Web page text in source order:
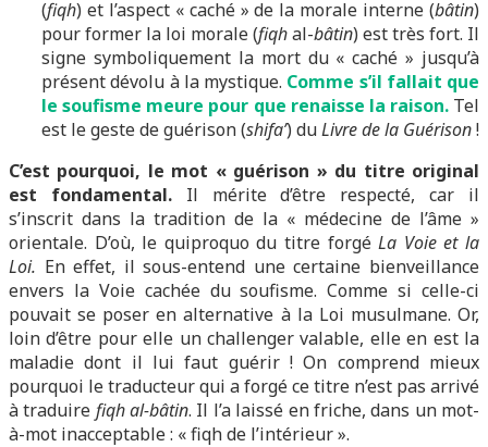
(fiqh) et l’aspect « caché » de la morale interne (bâtin)
pour former la loi morale (fiqhal-bâtin) est très fort. Il
signe symboliquement la mort du « caché » jusqu’à
présent dévolu à la mystique. Comme s’il fallait que
le soufisme meure pour que renaisse la raison.Tel
est le geste de guérison (shifa’) duLivre de la Guérison!
C’est pourquoi, le mot « guérison » du titre original
est fondamental.Il mérite d’être respecté, car il
s’inscrit dans la tradition de la « médecine de l’âme »
orientale. D’où, le quiproquo du titre forgéLa Voie et la
Loi. En effet, il sous-entend une certaine bienveillance
envers la Voie cachée du soufisme. Comme si celle-ci
pouvait se poser en alternative à la Loi musulmane. Or,
loin d’être pour elle un challenger valable, elle en est la
maladie dont il lui faut guérir ! On comprend mieux
pourquoi le traducteur qui a forgé ce titre n’est pas arrivé
à traduire fiqh al-bâtin. Il l’a laissé en friche, dans un mot-
à-mot inacceptable : « fiqh de l’intérieur ».